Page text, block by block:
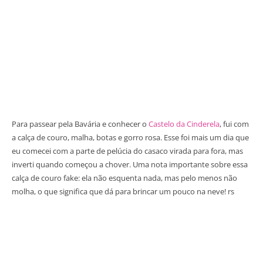
Para passear pela Bavária e conhecer o Castelo da Cinderela, fui com
a calça de couro, malha, botas e gorro rosa. Esse foi mais um dia que
eu comecei com a parte de pelúcia do casaco virada para fora, mas
inverti quando começou a chover. Uma nota importante sobre essa
calça de couro fake: ela não esquenta nada, mas pelo menos não
molha, o que significa que dá para brincar um pouco na neve! rs